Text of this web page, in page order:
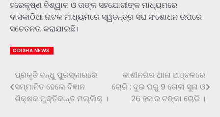
ହରେକୃଷ୍ଣ ବିଶ୍ୱାଳ ଓ ତାଙ୍କ ସହଯୋଗୀଙ୍କ ମାଧ୍ୟମରେ
ଦାସକାଠିଆ ନାଟକ ମାଧ୍ୟମରେ ସ୍ୱତନ୍ତ୍ର ସଘ ସଂଶୋଧନ ଉପରେ
ସଚେତନତା କରାଯାଇଛି।
ODISHA NEWS
Post
navigation
ପ୍ରକୃତି ବନ୍ଧୁ ପୁରସ୍କାରରେ
ସମ୍ମାନିତ ହେଲେ ବିଜ୍ଞାନ
ଶିକ୍ଷକ ମୁକ୍ତିକାନ୍ତ ମଲ୍ଲିକ୍ ।
କାଶୀନଗର ଥାନା ଅଞ୍ଚଳରେ
ଚୋରି : ଦୁଇ ଘରୁ 9 ତୋଳା ସୁନା ଓ
26 ହଜାର ଟଙ୍କା ଚୋରି ।